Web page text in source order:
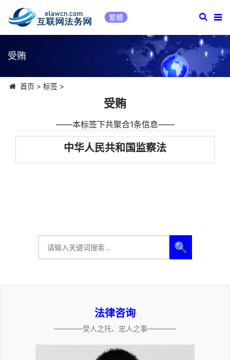
繁體
受贿
首页 > 标签>
受贿
――本标签下共聚合1条信息――
中华人民共和国监察法
🔍
法律咨询
————受人之托、忠人之事————